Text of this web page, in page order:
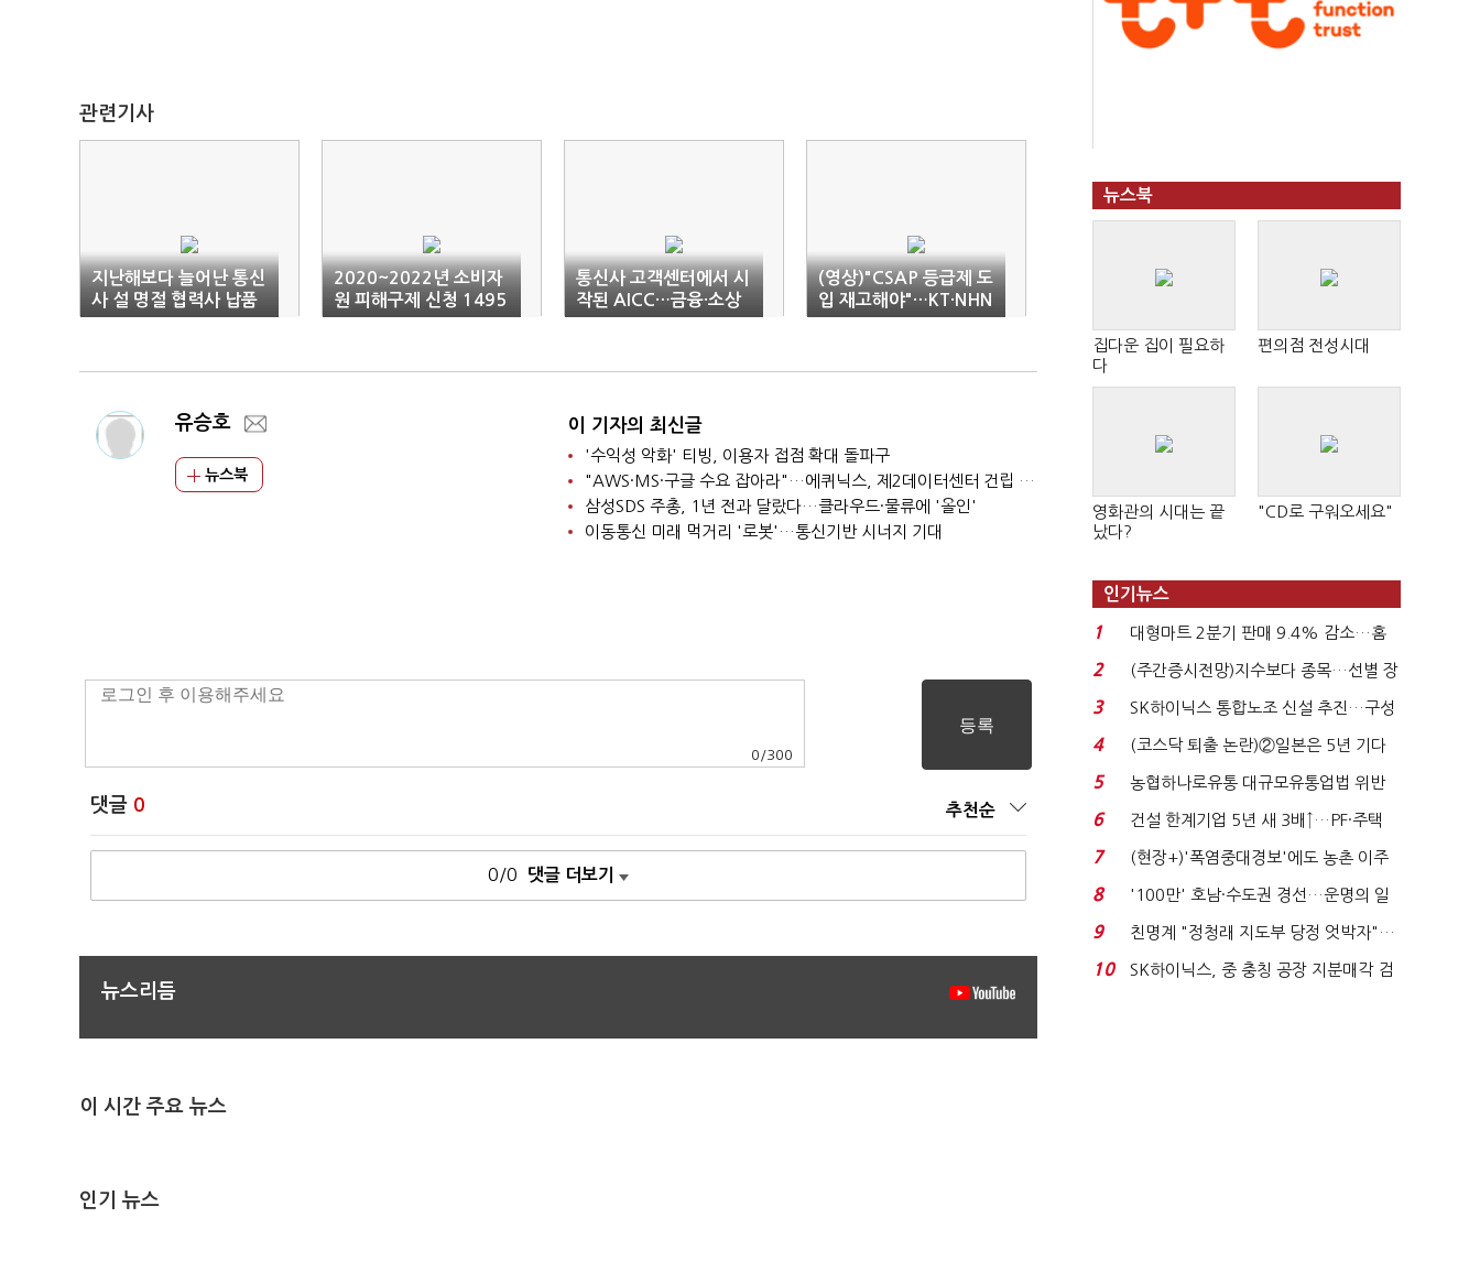
관련기사
지난해보다 늘어난 통신
사 설 명절 협력사 납품
대금
2020~2022년 소비자
원 피해구제 신청 1495
건 기록한 통신사는?
통신사 고객센터에서 시
작된 AICC…금융·소상
공인 등 전방위 확대
(영상)"CSAP 등급제 도
입 재고해야"…KT·NHN
등 '한 목소리'
유승호
뉴스북
이 기자의 최신글
'수익성 악화' 티빙, 이용자 접점 확대 돌파구
"AWS·MS·구글 수요 잡아라"…에퀴닉스, 제2데이터센터 건립 속도
삼성SDS 주총, 1년 전과 달랐다…클라우드·물류에 '올인'
이동통신 미래 먹거리 '로봇'…통신기반 시너지 기대
0 /300
댓글 0 추천순
0/0 댓글 더보기
뉴스리듬
이 시간 주요 뉴스
인기 뉴스
뉴스북
집다운 집이 필요하
다
편의점 전성시대
영화관의 시대는 끝
났다?
"CD로 구워오세요"
인기뉴스
1
대형마트 2분기 판매 9.4% 감소…홈
플러스 사태 여파...
2
(주간증시전망)지수보다 종목…선별 장
세 이어진다...
3
SK하이닉스 통합노조 신설 추진…구성
원 간 성과급 불...
4
(코스닥 퇴출 논란)②일본은 5년 기다
려주는데 우리는 ...
5
농협하나로유통 대규모유통업법 위반
적발…공정위, 과...
6
건설 한계기업 5년 새 3배↑…PF·주택
침체에 재무 ...
7
(현장+)'폭염중대경보'에도 농촌 이주
노동자는 강행군…'야...
8
'100만' 호남·수도권 경선…운명의 일
주일
9
친명계 "정청래 지도부 당정 엇박자"…
친청계 "신천지 오...
10
SK하이닉스, 중 충칭 공장 지분매각 검